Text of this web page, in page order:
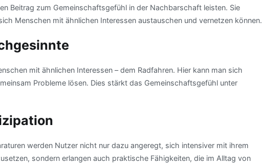
Beitrag zum Gemeinschaftsgefühl in der Nachbarschaft leisten. Sie
Menschen mit ähnlichen Interessen austauschen und vernetzen können.
mit ähnlichen Interessen – dem Radfahren. Hier kann man sich
Probleme lösen. Dies stärkt das Gemeinschaftsgefühl unter
werden Nutzer nicht nur dazu angeregt, sich intensiver mit ihrem
sondern erlangen auch praktische Fähigkeiten, die im Alltag von